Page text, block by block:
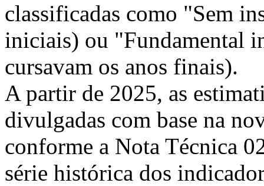
classificadas como "Sem
iniciais) ou "Fundamental
cursavam os anos finais).
A partir de 2025, as
divulgadas com base na
conforme a Nota Técnica
série histórica dos